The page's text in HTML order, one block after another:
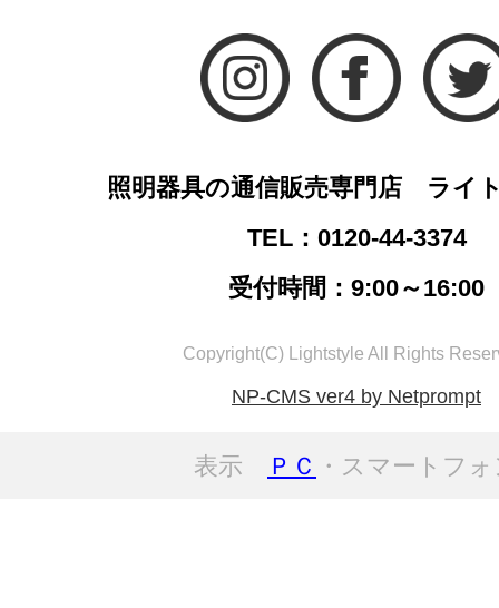
照明器具の通信販売専門店 ライ
TEL：0120-44-3374
受付時間：9:00～16:00
Copyright(C) Lightstyle All Rights
NP-CMS ver4 by Netprompt
表示 ＰＣ ・スマートフ